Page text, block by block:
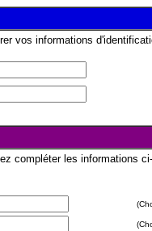
vos informations
compléter les informations